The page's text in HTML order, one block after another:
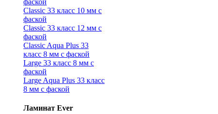
Classic 33 класс 10 мм с
фаской
Classic 33 класс 12 мм с
фаской
Classic Aqua Plus 33
класс 8 мм с фаской
Large 33 класс 8 мм с
фаской
Large Aqua Plus 33 класс
8 мм с фаской
Ламинат Ever